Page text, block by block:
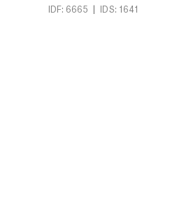
IDF: 6665 | IDS: 1641